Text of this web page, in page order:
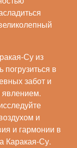
Су из
в
забот и
и
и гармонии в
Каракая-Су.